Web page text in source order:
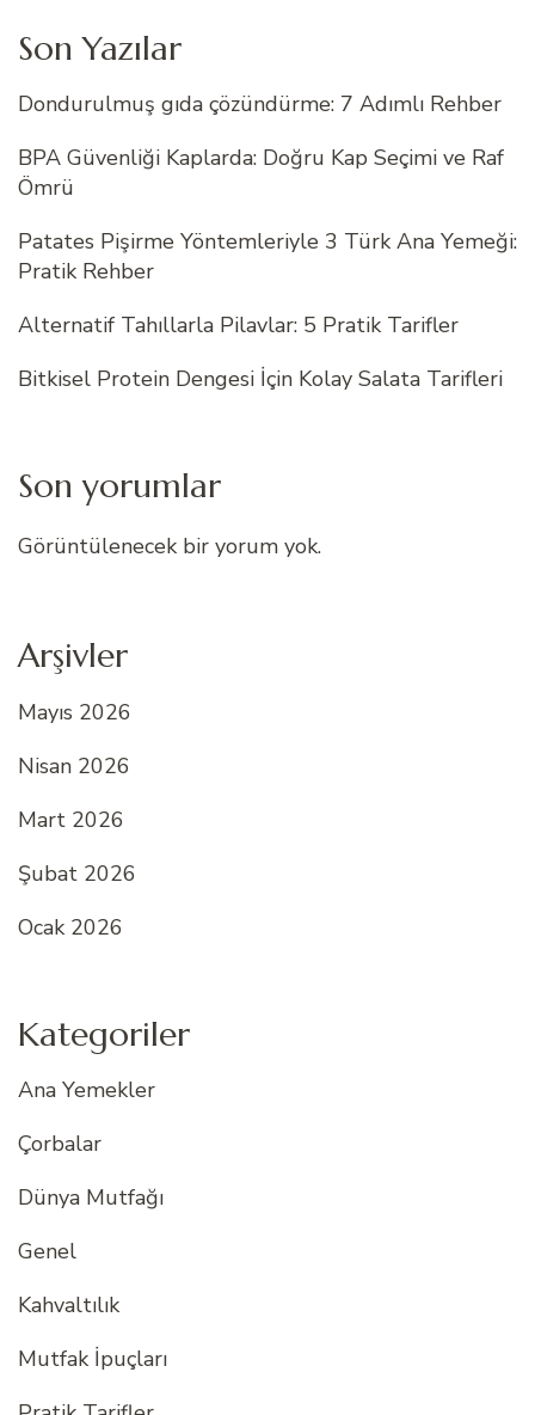
Son Yazılar
Dondurulmuş gıda çözündürme: 7 Adımlı Rehber
BPA Güvenliği Kaplarda: Doğru Kap Seçimi ve Raf
Ömrü
Patates Pişirme Yöntemleriyle 3 Türk Ana Yemeği:
Pratik Rehber
Alternatif Tahıllarla Pilavlar: 5 Pratik Tarifler
Bitkisel Protein Dengesi İçin Kolay Salata Tarifleri
Son yorumlar
Görüntülenecek bir yorum yok.
Arşivler
Mayıs 2026
Nisan 2026
Mart 2026
Şubat 2026
Ocak 2026
Kategoriler
Ana Yemekler
Çorbalar
Dünya Mutfağı
Genel
Kahvaltılık
Mutfak İpuçları